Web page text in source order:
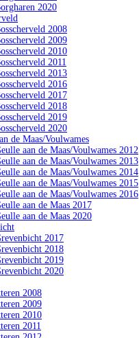
2020
2008
2009
2010
2011
2013
2016
2017
2018
2019
2020
de Maas/Voulwames
aan de Maas/Voulwames 2012
aan de Maas/Voulwames 2013
aan de Maas/Voulwames 2014
aan de Maas/Voulwames 2015
aan de Maas/Voulwames 2016
aan de Maas 2017
aan de Maas 2020
2017
2018
2019
2020
2008
2009
2010
2011